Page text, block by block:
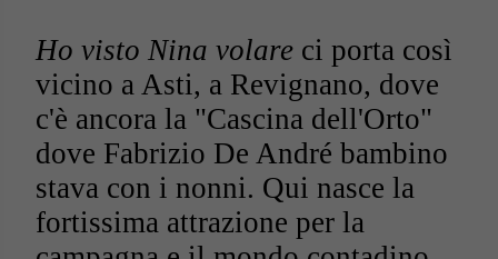
Ho visto Nina volare ci porta così
vicino a Asti, a Revignano, dove
c'è ancora la "Cascina dell'Orto"
dove Fabrizio De André bambino
stava con i nonni. Qui nasce la
fortissima attrazione per la